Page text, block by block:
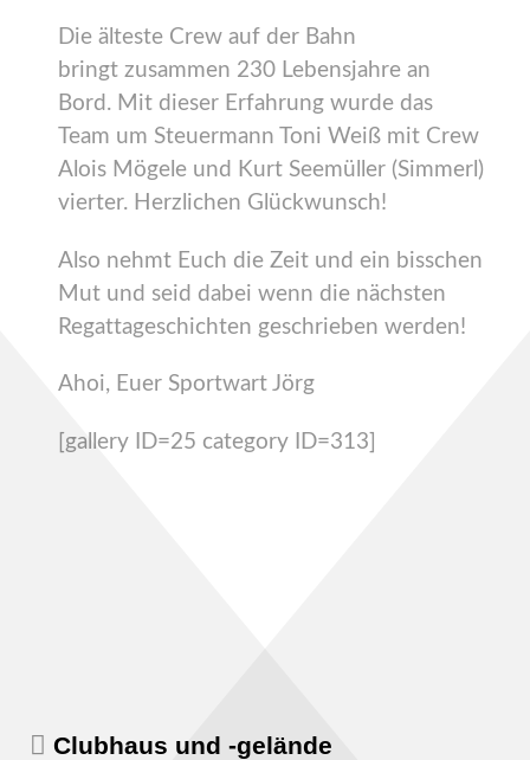
Die älteste Crew auf der Bahn
bringt zusammen 230 Lebensjahre an
Bord. Mit dieser Erfahrung wurde das
Team um Steuermann Toni Weiß mit Crew
Alois Mögele und Kurt Seemüller (Simmerl)
vierter. Herzlichen Glückwunsch!
Also nehmt Euch die Zeit und ein bisschen
Mut und seid dabei wenn die nächsten
Regattageschichten geschrieben werden!
Ahoi, Euer Sportwart Jörg
[gallery ID=25 category ID=313]
Clubhaus und -gelände